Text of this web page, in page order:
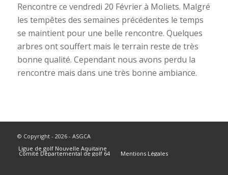
Rencontre ce vendredi 20 Février à Moliets. Malgré
les tempêtes des semaines précédentes le temps
se maintient pour une belle rencontre. Quelques
arbres ont souffert mais le terrain reste de très
bonne qualité. Cependant nous avons perdu la
rencontre mais dans une très bonne ambiance.
© Copyright - 2026 - ASGCA
Ligue de golf Nouvelle Aquitaine
Comité Départemental de golf 64 Mentions Légales